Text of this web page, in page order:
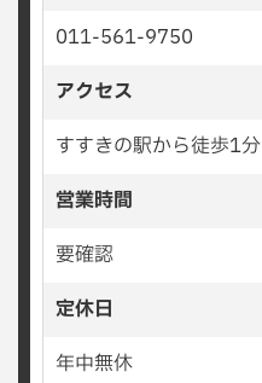
011-561-9750
アクセス
すすきの駅から徒歩1分
営業時間
要確認
定休日
年中無休